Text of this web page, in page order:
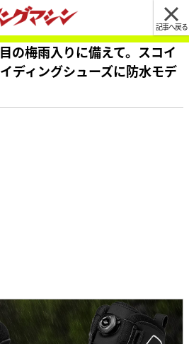
記事へ戻る
の梅雨入りに備えて。スコイ
ディングシューズに防水モデ